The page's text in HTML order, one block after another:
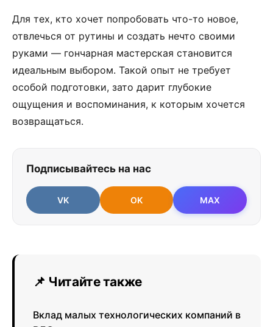
Для тех, кто хочет попробовать что-то новое,
отвлечься от рутины и создать нечто своими
руками — гончарная мастерская становится
идеальным выбором. Такой опыт не требует
особой подготовки, зато дарит глубокие
ощущения и воспоминания, к которым хочется
возвращаться.
Подписывайтесь на нас
VK OK MAX
📌 Читайте также
Вклад малых технологических компаний в